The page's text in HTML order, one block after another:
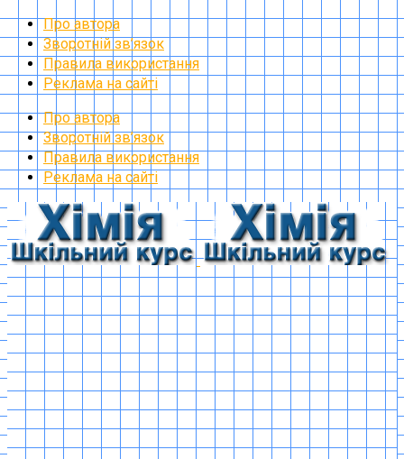
Про автора
Зворотній зв’язок
Правила використання
Реклама на сайті
Про автора
Зворотній зв’язок
Правила використання
Реклама на сайті